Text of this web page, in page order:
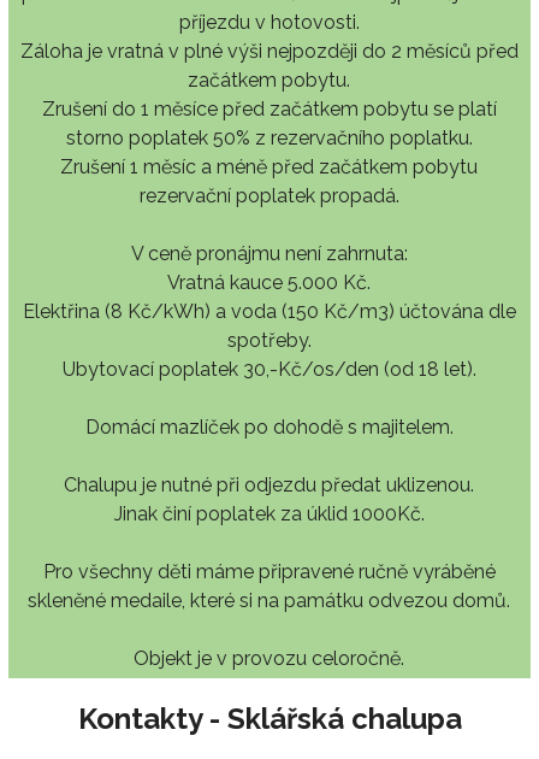
příjezdu v hotovosti.
Záloha je vratná v plné výši nejpozději do 2 měsíců před
začátkem pobytu.
Zrušení do 1 měsíce před začátkem pobytu se platí
storno poplatek 50% z rezervačního poplatku.
Zrušení 1 měsíc a méně před začátkem pobytu
rezervační poplatek propadá.
V ceně pronájmu není zahrnuta:
Vratná kauce 5.000 Kč.
Elektřina (8 Kč/kWh) a voda (150 Kč/m3) účtována dle
spotřeby.
Ubytovací poplatek 30,-Kč/os/den (od 18 let).
Domácí mazlíček po dohodě s majitelem.
Chalupu je nutné při odjezdu předat uklizenou.
Jinak činí poplatek za úklid 1000Kč.
Pro všechny děti máme připravené ručně vyráběné
skleněné medaile, které si na památku odvezou domů.
Objekt je v provozu celoročně.
Kontakty - Sklářská chalupa